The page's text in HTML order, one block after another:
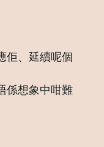
佢、延續呢個
係想象中咁難